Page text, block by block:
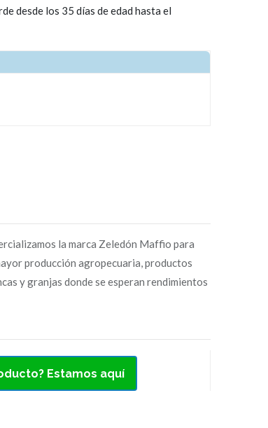
desde los 35 días de edad hasta el
la marca Zeledón Maffio para
producción agropecuaria, productos
y granjas donde se esperan rendimientos
Estamos aquí